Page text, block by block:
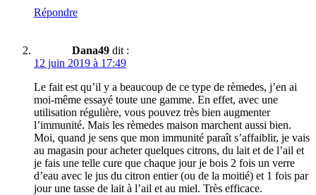
Répondre
Dana49 dit :
12 juin 2019 à 17:49
Le fait est qu’il y a beaucoup de ce type de rèmedes, j’en ai
moi-même essayé toute une gamme. En effet, avec une
utilisation régulière, vous pouvez très bien augmenter
l’immunité. Mais les rèmedes maison marchent aussi bien.
Moi, quand je sens que mon immunité paraît s’affaiblir, je vais
au magasin pour acheter quelques citrons, du lait et de l’ail et
je fais une telle cure que chaque jour je bois 2 fois un verre
d’eau avec le jus du citron entier (ou de la moitié) et 1 fois par
jour une tasse de lait à l’ail et au miel. Très efficace.